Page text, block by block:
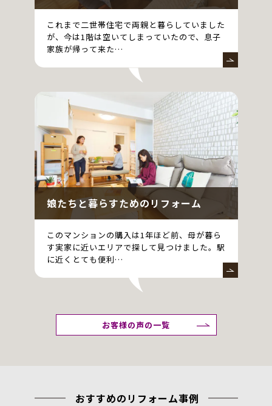
これまで二世帯住宅で両親と暮らしていました
が、今は1階は空いてしまっていたので、息子
家族が帰って来た…
娘たちと暮らすためのリフォーム
このマンションの購入は1年ほど前、母が暮ら
す実家に近いエリアで探して見つけました。駅
に近くとても便利…
お客様の声の一覧
おすすめのリフォーム事例